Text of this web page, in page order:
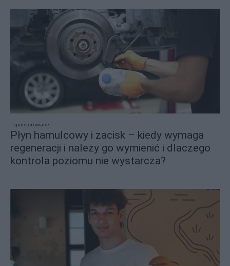
sponsorowane
Płyn hamulcowy i zacisk – kiedy wymaga
regeneracji i należy go wymienić i dlaczego
kontrola poziomu nie wystarcza?